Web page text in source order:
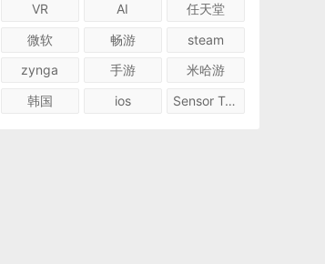
VR
AI
任天堂
微软
畅游
steam
zynga
手游
米哈游
韩国
ios Sensor Tower